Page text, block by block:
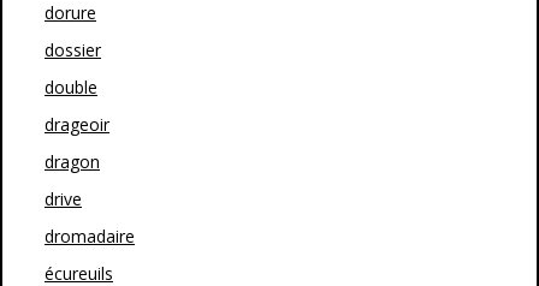
dorure
dossier
double
drageoir
dragon
drive
dromadaire
écureuils